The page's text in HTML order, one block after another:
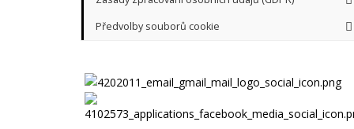
Předvolby souborů cookie